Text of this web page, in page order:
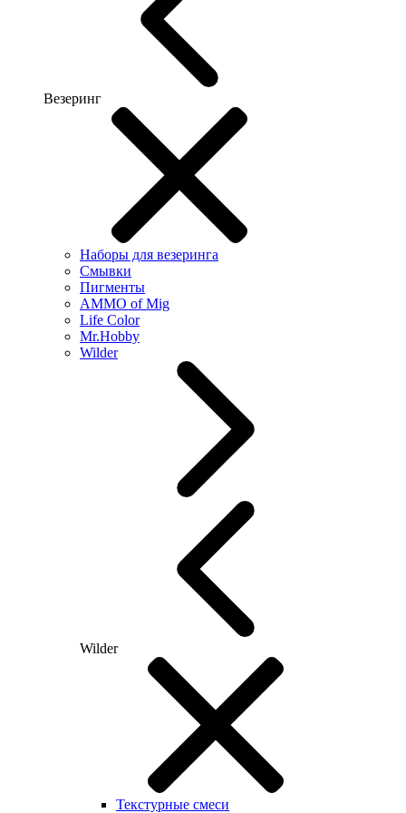
Везеринг
Наборы для везеринга
Смывки
Пигменты
AMMO of Mig
Life Color
Mr.Hobby
Wilder
Wilder
Текстурные смеси